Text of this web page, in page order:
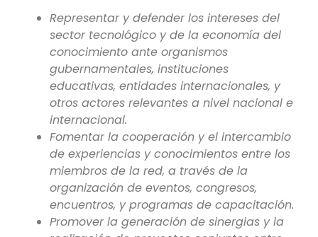
Representar y defender los intereses del
sector tecnológico y de la economía del
conocimiento ante organismos
gubernamentales, instituciones
educativas, entidades internacionales, y
otros actores relevantes a nivel nacional e
internacional.
Fomentar la cooperación y el intercambio
de experiencias y conocimientos entre los
miembros de la red, a través de la
organización de eventos, congresos,
encuentros, y programas de capacitación.
Promover la generación de sinergias y la